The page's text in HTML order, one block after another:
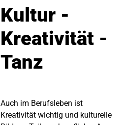
Kultur -
Kreativität -
Tanz
Auch im Berufsleben ist
Kreativität wichtig und kulturelle